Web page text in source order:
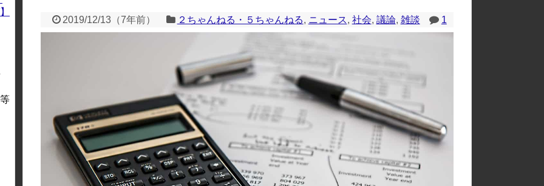
2019/12/13（7年前） ２ちゃんねる・５ちゃんねる, ニュース, 社会, 議論, 雑談 1